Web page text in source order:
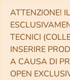
ATTENZIONE!
TECNICI
INSERIRE
A CAUSA DI
OPEN